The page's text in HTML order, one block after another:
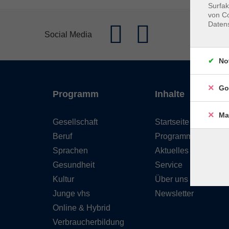
Social Media
Programm
Gesellschaft
Beruf
Sprachen
Gesundheit
Kultur
Junge vhs
Online & Hybrid
Verbraucherbildung
Inhalte
Startseite
Programm
Aktuelles
Service
Über uns
Newsletter
von